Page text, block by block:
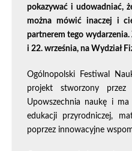
pokazywać i udowadniać,
można mówić inaczej i
partnerem tego wydarzenia.
i 22. września, na Wydział
Ogólnopolski Festiwal
projekt stworzony przez
Upowszechnia naukę i
edukacji przyrodniczej,
poprzez innowacyjne